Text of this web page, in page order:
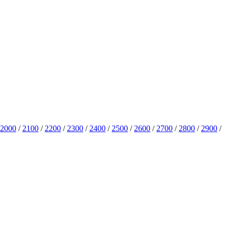
2000 / 2100 / 2200 / 2300 / 2400 / 2500 / 2600 / 2700 / 2800 / 2900 /